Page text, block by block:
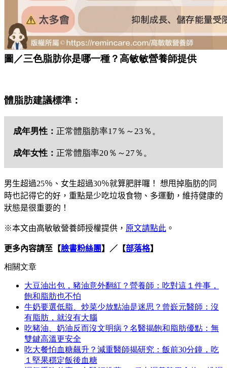
圖／三色脂肪你是哪一種？高敏敏營養師提供
體脂肪建議標準：
成年男性： 正常體脂肪率17％～23％。
成年女性： 正常體脂率20％～27％。
男生超過25％、女生超過30％就算肥胖囉！
想甩掉脂肪的同
時也記得它的好， 重點是少吃垃圾食物、多運動， 維持健康的
狀態是很重要的！
※本文由高敏敏營養師授權提供， 原文請點此 。
更多內容請至【臉書粉絲團】／【部落格】
相關文章
大豆油出包，豬油意外翻紅？營養師：吃對這１件事，
飽和脂肪也不怕
牛奶要選低脂、炒菜少放點油是迷思？曾嶔元醫師：沒
有脂肪，就沒有大腦
吃豬油、奶油反而沒文明病？名醫揭飽和脂肪優點：無
雙鍵高溫更安全
吃大餐怕血糖飆升？減重醫師揭研究：飯前30分鐘，吃
１堅果穩定飯後血糖